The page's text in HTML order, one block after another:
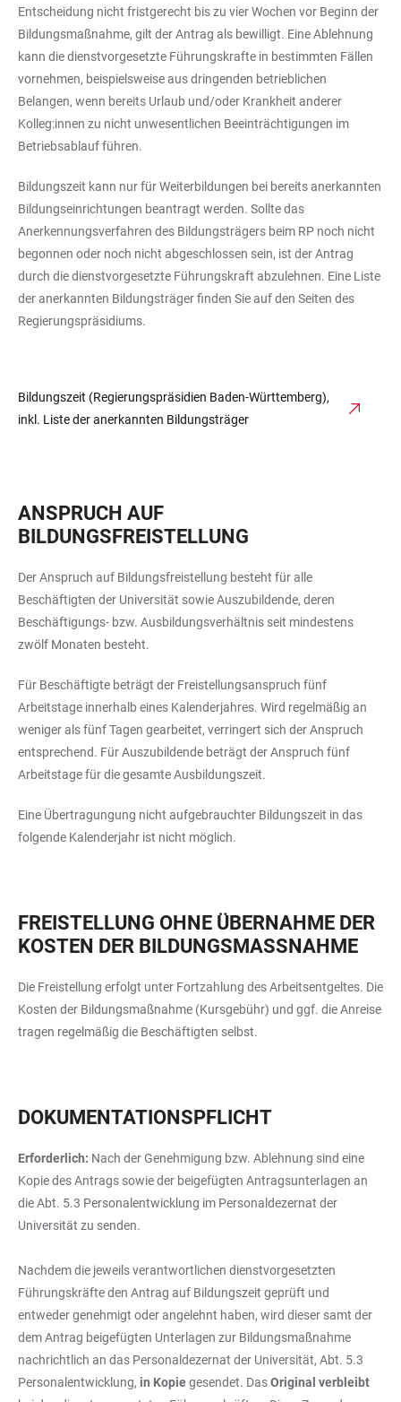
Entscheidung nicht fristgerecht bis zu vier Wochen vor Beginn der
Bildungsmaßnahme, gilt der Antrag als bewilligt. Eine Ablehnung
kann die dienstvorgesetzte Führungskrafte in bestimmten Fällen
vornehmen, beispielsweise aus dringenden betrieblichen
Belangen, wenn bereits Urlaub und/oder Krankheit anderer
Kolleg:innen zu nicht unwesentlichen Beeinträchtigungen im
Betriebsablauf führen.
Bildungszeit kann nur für Weiterbildungen bei bereits anerkannten
Bildungseinrichtungen beantragt werden. Sollte das
Anerkennungsverfahren des Bildungsträgers beim RP noch nicht
begonnen oder noch nicht abgeschlossen sein, ist der Antrag
durch die dienstvorgesetzte Führungskraft abzulehnen. Eine Liste
der anerkannten Bildungsträger finden Sie auf den Seiten des
Regierungspräsidiums.
Bildungszeit (Regierungspräsidien Baden-Württemberg),
inkl. Liste der anerkannten Bildungsträger
ANSPRUCH AUF
BILDUNGSFREISTELLUNG
Der Anspruch auf Bildungsfreistellung besteht für alle
Beschäftigten der Universität sowie Auszubildende, deren
Beschäftigungs- bzw. Ausbildungsverhältnis seit mindestens
zwölf Monaten besteht.
Für Beschäftigte beträgt der Freistellungsanspruch fünf
Arbeitstage innerhalb eines Kalenderjahres. Wird regelmäßig an
weniger als fünf Tagen gearbeitet, verringert sich der Anspruch
entsprechend. Für Auszubildende beträgt der Anspruch fünf
Arbeitstage für die gesamte Ausbildungszeit.
Eine Übertragungung nicht aufgebrauchter Bildungszeit in das
folgende Kalenderjahr ist nicht möglich.
FREISTELLUNG OHNE ÜBERNAHME DER
KOSTEN DER BILDUNGSMASSNAHME
Die Freistellung erfolgt unter Fortzahlung des Arbeitsentgeltes. Die
Kosten der Bildungsmaßnahme (Kursgebühr) und ggf. die Anreise
tragen regelmäßig die Beschäftigten selbst.
DOKUMENTATIONSPFLICHT
Erforderlich: Nach der Genehmigung bzw. Ablehnung sind eine
Kopie des Antrags sowie der beigefügten Antragsunterlagen an
die Abt. 5.3 Personalentwicklung im Personaldezernat der
Universität zu senden.
Nachdem die jeweils verantwortlichen dienstvorgesetzten
Führungskräfte den Antrag auf Bildungszeit geprüft und
entweder genehmigt oder angelehnt haben, wird dieser samt der
dem Antrag beigefügten Unterlagen zur Bildungsmaßnahme
nachrichtlich an das Personaldezernat der Universität, Abt. 5.3
Personalentwicklung, in Kopiegesendet. DasOriginal verbleibt